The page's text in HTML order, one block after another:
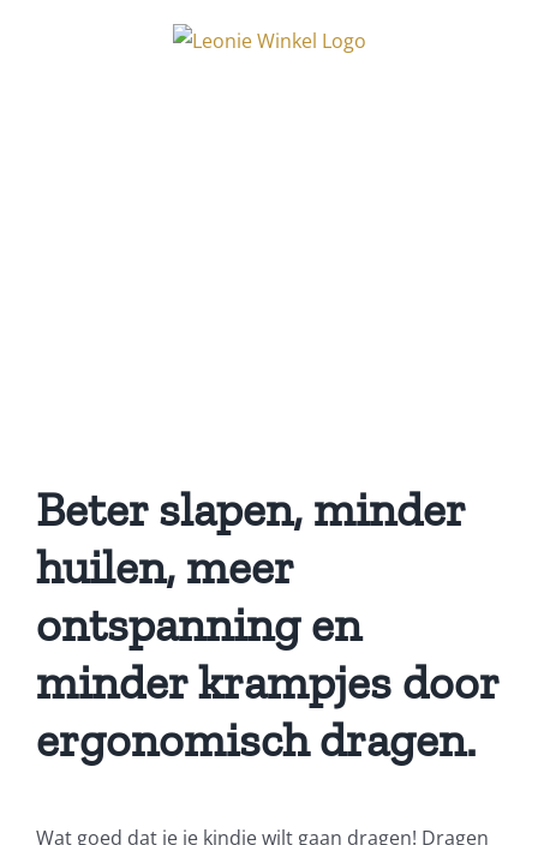
Beter slapen, minder
huilen, meer
ontspanning en
minder krampjes door
ergonomisch dragen.
Wat goed dat je je kindje wilt gaan dragen! Dragen